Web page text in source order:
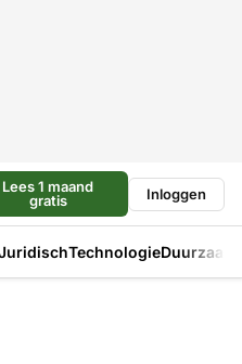
Lees 1 maand
gratis
Inloggen
Technologie